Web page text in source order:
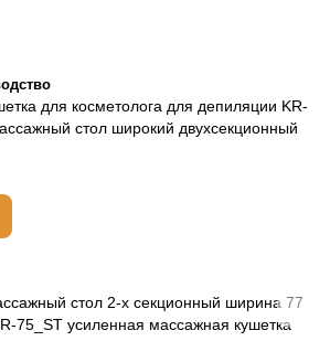
для косметолога для депиляции KR-
стол широкий двухсекционный